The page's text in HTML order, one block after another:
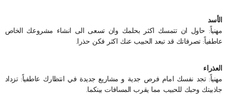
الأسد
مهنياً: حاول ان تتمسك اكثر بحلمك وان تسعى الى انشاء مشروعك الخاص
عاطفياً: تصرفاتك قد تبعد الحبيب عنك اكثر فكن حذرا.
العذراء
مهنياً: تجد نفسك امام فرص جدية و مشاريع جديدة في انتظارك عاطفياً: تزداد
جاذبيتك وحبك للحبيب مما يقرب المسافات بينكما.